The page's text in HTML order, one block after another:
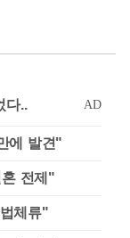
에 발견"
전제"
체류"